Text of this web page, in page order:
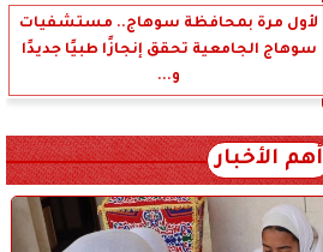
لأول مرة بمحافظة سوهاج.. مستشفيات
سوهاج الجامعية تحقق إنجازًا طبيًا جديدًا
و...
أهم الأخبار